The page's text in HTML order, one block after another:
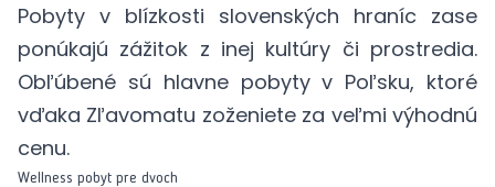
Pobyty v blízkosti slovenských hraníc zase
ponúkajú zážitok z inej kultúry či prostredia.
Obľúbené sú hlavne pobyty v Poľsku, ktoré
vďaka Zľavomatu zoženiete za veľmi výhodnú
cenu.
Wellness pobyt pre dvoch